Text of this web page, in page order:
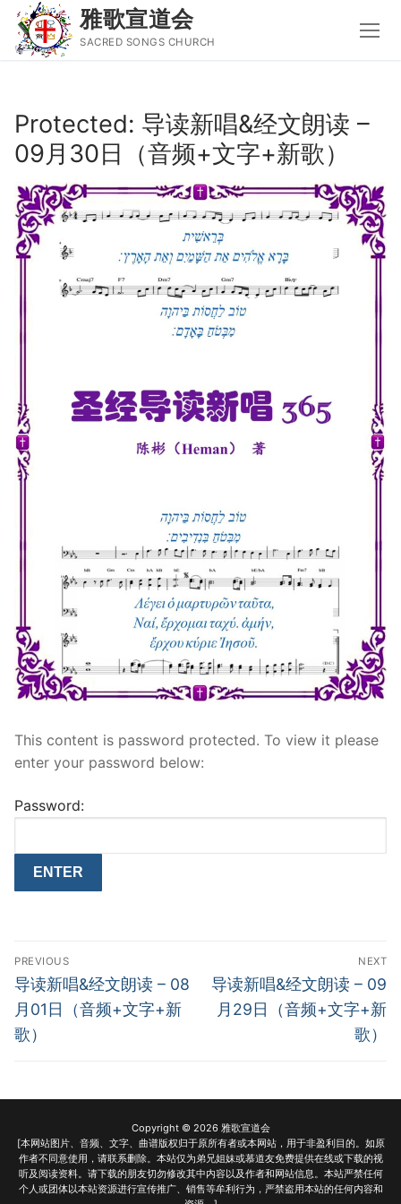
content
雅歌宣道会
SACRED SONGS CHURCH
Search
主页
主日讲道
圣经导读新唱
属灵书籍
宣教事工
神学研究
Protected: 导读新唱&经文朗读 –
09月30日（音频+文字+新歌）
This content is password protected. To view it please
enter your password below:
Password:
Post
navigation
PREVIOUS
Previous
post:
导读新唱&经文朗读 – 08
月01日（音频+文字+新
歌）
NEXT
Next
post:
导读新唱&经文朗读 – 09
月29日（音频+文字+新
歌）
Copyright © 2026 雅歌宣道会
[本网站图片、音频、文字、曲谱版权归于原所有者或本网站，用于非盈利目的。如原
作者不同意使用，请联系删除。本站仅为弟兄姐妹或慕道友免费提供在线或下载的视
听及阅读资料。请下载的朋友切勿修改其中内容以及作者和网站信息。本站严禁任何
个人或团体以本站资源进行宣传推广、销售等牟利行为，严禁盗用本站的任何内容和